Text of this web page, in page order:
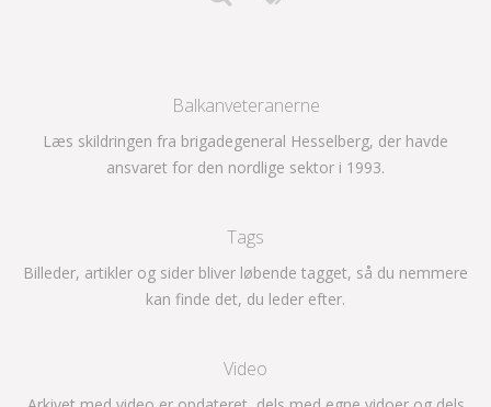
Balkanveteranerne
Læs skildringen fra brigadegeneral Hesselberg, der havde
ansvaret for den nordlige sektor i 1993.
Tags
Billeder, artikler og sider bliver løbende tagget, så du nemmere
kan finde det, du leder efter.
Video